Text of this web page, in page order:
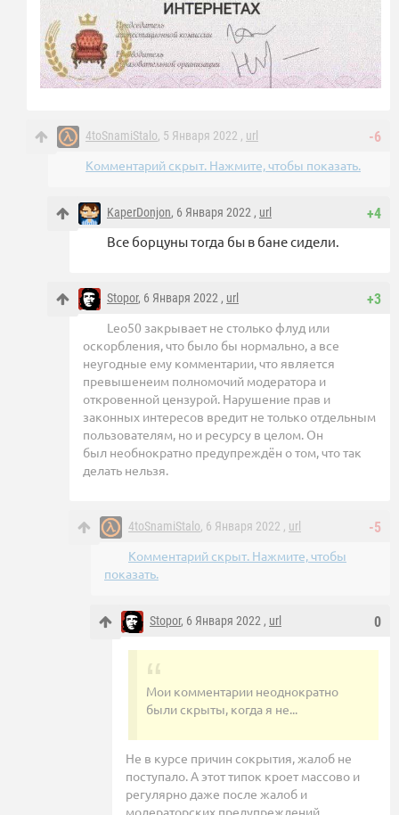
-6
4toSnamiStalo, 5 Января 2022 , url
Комментарий скрыт. Нажмите, чтобы показать.
+4
KaperDonjon, 6 Января 2022 , url
Все борцуны тогда бы в бане сидели.
+3
Stopor, 6 Января 2022 , url
Leo50 закрывает не столько флуд или
оскорбления, что было бы нормально, а все
неугодные ему комментарии, что является
превышенеим полномочий модератора и
откровенной цензурой. Нарушение прав и
законных интересов вредит не только отдельным
пользователям, но и ресурсу в целом. Он
был необнократно предупреждён о том, что так
делать нельзя.
-5
4toSnamiStalo, 6 Января 2022 , url
Комментарий скрыт. Нажмите, чтобы
показать.
0
Stopor, 6 Января 2022 , url
Мои комментарии неоднократно
были скрыты, когда я не...
Не в курсе причин сокрытия, жалоб не
поступало. А этот типок кроет массово и
регулярно даже после жалоб и
модераторских предупреждений.